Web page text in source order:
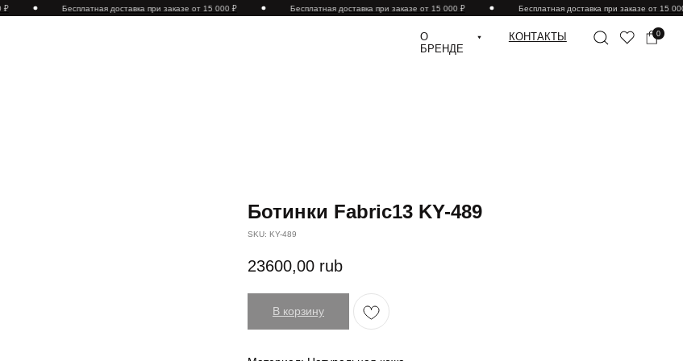
Бесплатная доставка при заказе от 15 000 ₽ Бесплатная доставка при заказе от 15 000 ₽ Бесплатная доставка при заказе от 15 000 ₽
КОНТАКТЫ
Ботинки Fabric13 KY-489
SKU: KY-489
23600,00 rub
В корзину